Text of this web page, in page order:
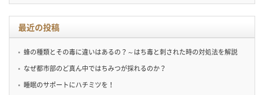
最近の投稿
蜂の種類とその毒に違いはあるの？～はち毒と刺された時の対処法を解説
なぜ都市部のど真ん中ではちみつが採れるのか？
睡眠のサポートにハチミツを！